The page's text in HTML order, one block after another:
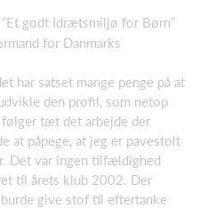
godt Idrætsmiljø for Børn”
for Danmarks
har satset mange penge på at
den profil, som netop
tæt det arbejde der
at påpege, at jeg er pavestolt
Det var ingen tilfældighed
til årets klub 2002. Der
give stof til eftertanke